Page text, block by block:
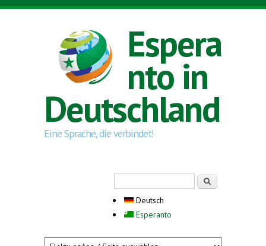
Direkt zum Inhalt
Espera
nto in
Deutschland
Eine Sprache, die verbindet!
Deutsch
Esperanto